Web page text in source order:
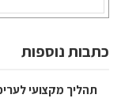
כתבות נוספות
תהליך מקצועי